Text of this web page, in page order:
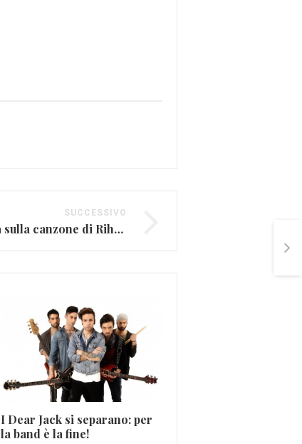
SUCCESSIVO
”Work”, ecco le curiosità sulla canzone di Rihanna
I Dear Jack si separano: per
la band è la fine!